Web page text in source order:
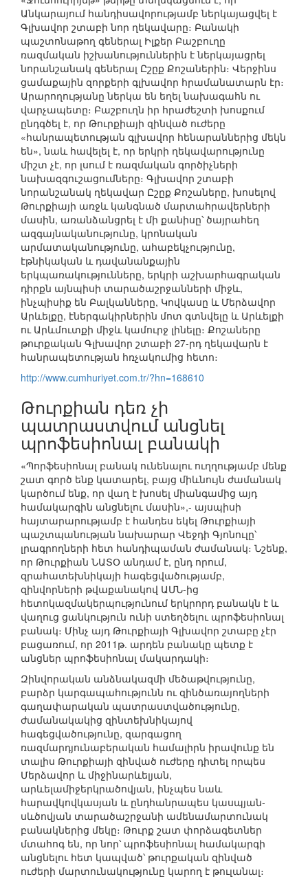
Անկարայում հանդիսավորությամբ ներկայացվել է
Գլխավոր շտաբի նոր ղեկավարը։ Բանակի
պաշտոնաթող գեներալ Իլքեր Բաշբուղը
ռազմական իշխանություններին է ներկայացրել
նորանշանակ գեներալ Ըշըք Քոշաներին։ Վերջինս
ցամաքային զորքերի գլխավոր հրամանատարն էր։
Արարողությանը ներկա են եղել նախագահն ու
վարչապետը։ Բաշբուղն իր հրաժեշտի խոսքում
ընդգծել է, որ Թուրքիայի զինված ուժերը
«հանրապետության գլխավոր հենարաններից մեկն
են», նաև հավելել է, որ երկրի ղեկավարությունը
միշտ չէ, որ լսում է ռազմական գործիչների
նախազգուշացումները։ Գլխավոր շտաբի
նորանշանակ ղեկավար Ըշըք Քոշաները, խոսելով
Թուրքիայի առջև կանգնած մարտահրավերների
մասին, առանձանցրել է մի քանիսը՝ ծայրահեղ
ազգայնականությունը, կրոնական
արմատականությունը, ահաբեկչությունը,
էթնիկական և դավանանքային
երկպառակությունները, երկրի աշխարհագրական
դիրքն այնպիսի տարածաշրջանների միջև,
ինչպիսիք են Բալկանները, Կովկասը և Մերձավոր
Արևելքը, էներգակիրներին մոտ գտնվելը և Արևելքի
ու Արևմուտքի միջև կամուրջ լինելը։ Քոշաները
թուրքական Գլխավոր շտաբի 27-րդ ղեկավարն է
հանրապետության հռչակումից հետո։
http://www.cumhuriyet.com.tr/?hn=168610
Թուրքիան դեռ չի
պատրաստվում անցնել
պրոֆեսիոնալ բանակի
«Պորֆեսիոնալ բանակ ունենալու ուղղությամբ մենք
շատ գործ ենք կատարել, բայց միևնույն ժամանակ
կարծում ենք, որ վաղ է խոսել միանգամից այդ
համակարգին անցնելու մասին»,- այսպիսի
հայտարարությամբ է հանդես եկել Թուրքիայի
պաշտպանության նախարար Վեջդի Գյոնուլը՝
լրագրողների հետ հանդիպաման ժամանակ։ Նշենք,
որ Թուրքիան ՆԱՏՕ անդամ է, ընդ որում,
զրահատեխնիկայի հագեցվածությամբ,
զինվորների թվաքանակով ԱՄՆ-ից
հետոկազմակերպությունում երկրորդ բանակն է և
վաղուց ցանկություն ունի ստեղծելու պրոֆեսիոնալ
բանակ։ Մինչ այդ Թուրքիայի Գլխավոր շտաբը չէր
բացառում, որ 2011թ. արդեն բանակը պետք է
անցներ պրոֆեսիոնալ մակարդակի։
Զինվորական անձնակազմի մեծաթվությունը,
բարձր կարգապահությունն ու զինծառայողների
գաղափարական պատրաստվածությունը,
ժամանակակից զինտեխնիկայով
հագեցվածությունը, զարգացող
ռազմարդյունաբերական համալիրն իրավունք են
տալիս Թուրքիայի զինված ուժերը դիտել որպես
Մերձավոր և միջինարևելյան,
արևելամիջերկրածովյան, ինչպես նաև
հարավկովկասյան և ընդհանրապես կասպյան-
սևծովյան տարածաշրջանի ամենամարտունակ
բանակներից մեկը։ Թուրք շատ փորձագետներ
մտահոգ են, որ նոր՝ պրոֆեսիոնալ համակարգի
անցնելու հետ կապված՝ թուրքական զինված
ուժերի մարտունակությունը կարող է թուլանալ։